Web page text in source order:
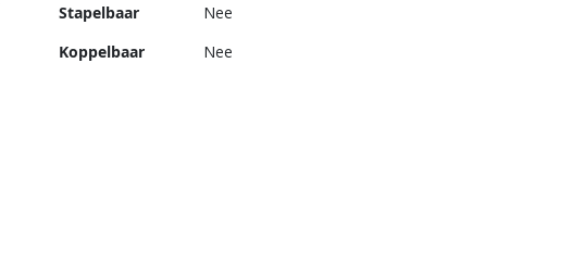
Stapelbaar
Nee
Koppelbaar
Nee